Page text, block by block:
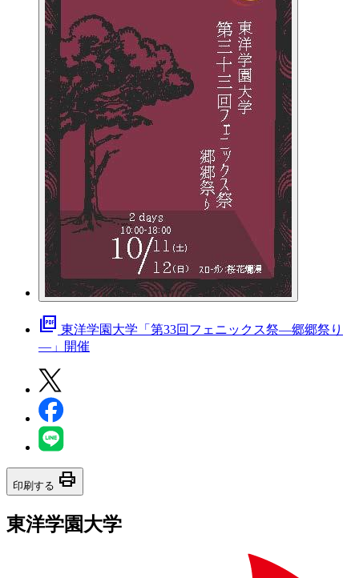
picture_as_pdf 東洋学園大学「第33回フェニックス祭―郷郷祭り
―」開催
印刷する print
東洋学園大学